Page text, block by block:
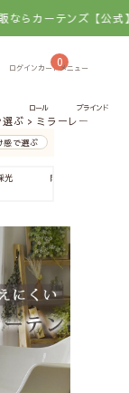
公式】 おしゃれな
0
ロール ブラインド
選ぶ ミラーレースカー
感で選ぶ
光 防炎